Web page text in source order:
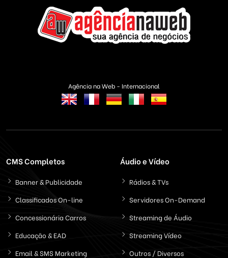
Agência na Web - Internacional
CMS Completos
Banner & Publicidade
Classificados On-line
Concessionária Carros
Educação & EAD
Email & SMS Marketing
Áudio e Vídeo
Rádios & TVs
Servidores On-Demand
Streaming de Áudio
Streaming Vídeo
Outros / Diversos